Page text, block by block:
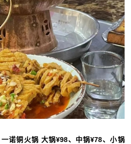
诺铜火锅 大锅¥98、中锅¥78、小锅